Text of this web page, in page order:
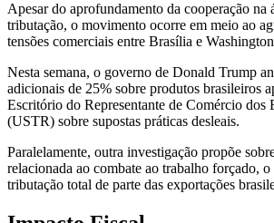
Apesar do aprofundamento da cooperação na
tributação, o movimento ocorre em meio ao
tensões comerciais entre Brasília e
Nesta semana, o governo de Donald Trump
adicionais de 25% sobre produtos brasileiros
Escritório do Representante de Comércio dos
(USTR) sobre supostas práticas desleais.
Paralelamente, outra investigação propõe
relacionada ao combate ao trabalho forçado, o
tributação total de parte das exportações